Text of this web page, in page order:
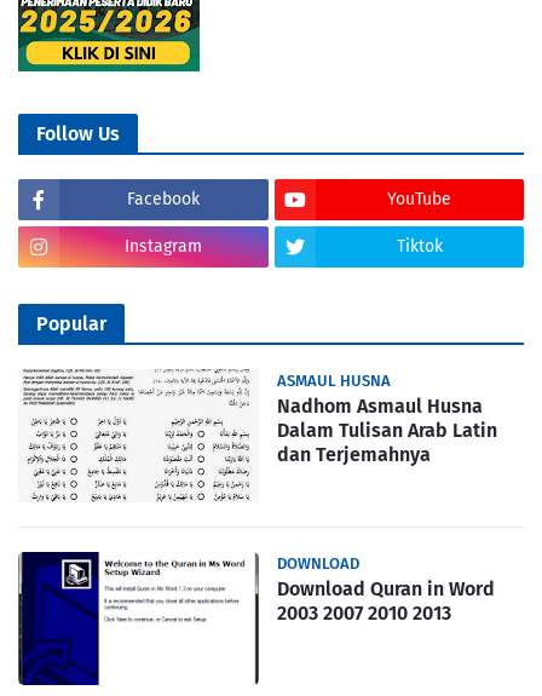
Follow Us
Facebook YouTube
Instagram Tiktok
Popular
ASMAUL HUSNA
Nadhom Asmaul Husna
Dalam Tulisan Arab Latin
dan Terjemahnya
DOWNLOAD
Download Quran in Word
2003 2007 2010 2013